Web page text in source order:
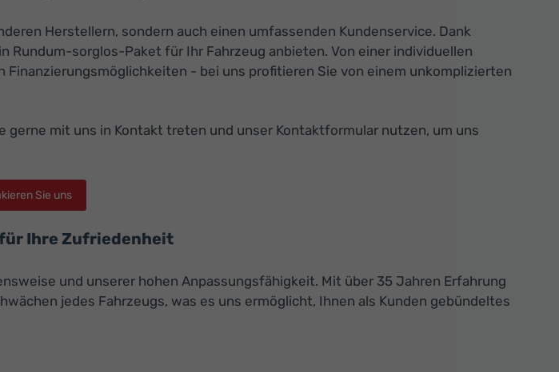
Herstellern, sondern auch einen umfassenden Kundenservice. Dank
Rundum-sorglos-Paket für Ihr Fahrzeug anbieten. Von einer individuellen
- bei uns profitieren Sie von einem unkomplizierten
gerne mit uns in Kontakt treten und unser Kontaktformular nutzen, um uns
Sie uns
Ihre Zufriedenheit
und unserer hohen Anpassungsfähigkeit. Mit über 35 Jahren Erfahrung
jedes Fahrzeugs, was es uns ermöglicht, Ihnen als Kunden gebündeltes